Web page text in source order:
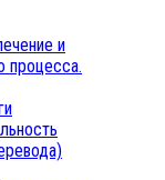
и
процесса.